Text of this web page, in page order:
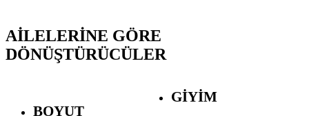
AILELERINE GÖRE
DÖNÜŞTÜRÜCÜLER
BOYUT
GIYIM